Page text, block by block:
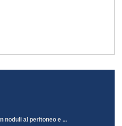
noduli al peritoneo e ...